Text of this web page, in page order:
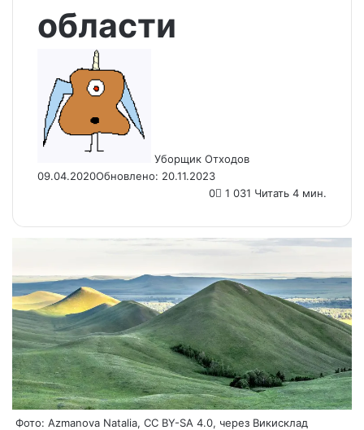
области
Уборщик Отходов
09.04.2020Обновлено: 20.11.2023
0
1 031 Читать 4 мин.
Фото: Azmanova Natalia, CC BY-SA 4.0, через Викисклад